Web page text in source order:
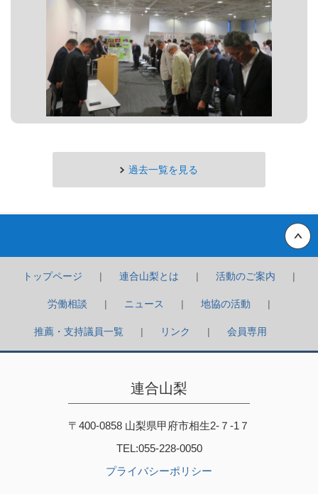
過去一覧を見る
トップページ 連合山梨とは 活動のご案内
労働相談 ニュース 地協の活動
推薦・支持議員一覧 リンク 会員専用
連合山梨
〒400-0858 山梨県甲府市相生2-７-1７
TEL:055-228-0050
プライバシーポリシー